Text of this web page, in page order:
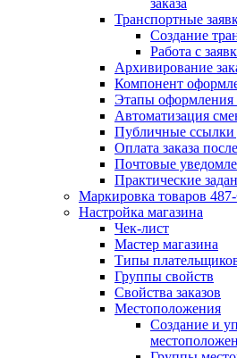
заказа
Транспортные
Создание
Работа с
Архивирование
Компонент
Этапы оформления
Автоматизация
Публичные ссылки
Оплата заказа
Почтовые
Практические
Маркировка товаров
Настройка магазина
Чек-лист
Мастер магазина
Типы
Группы свойств
Свойства заказов
Местоположения
Создание и